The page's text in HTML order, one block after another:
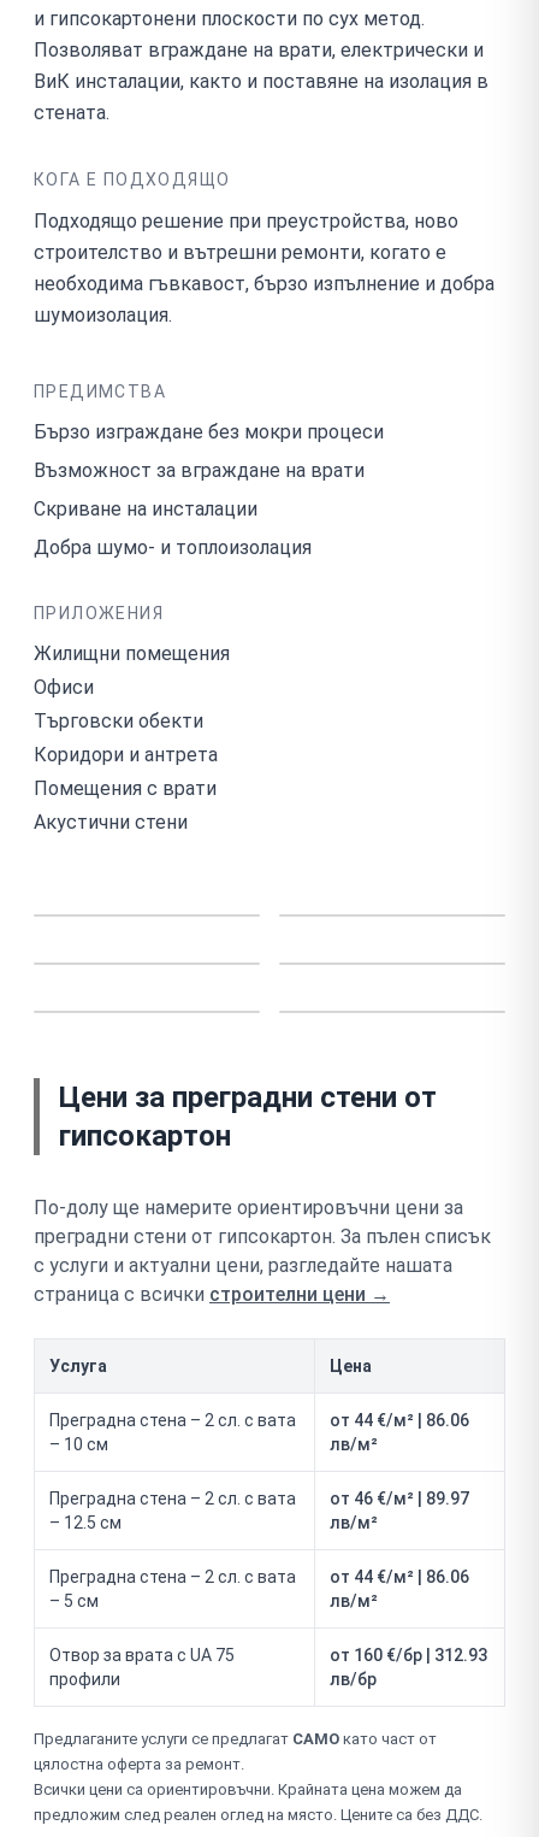
и гипсокартонени плоскости по сух метод.
Позволяват вграждане на врати, електрически и
ВиК инсталации, както и поставяне на изолация в
стената.
КОГА Е ПОДХОДЯЩО
Подходящо решение при преустройства, ново
строителство и вътрешни ремонти, когато е
необходима гъвкавост, бързо изпълнение и добра
шумоизолация.
ПРЕДИМСТВА
Бързо изграждане без мокри процеси
Възможност за вграждане на врати
Скриване на инсталации
Добра шумо- и топлоизолация
ПРИЛОЖЕНИЯ
Жилищни помещения
Офиси
Търговски обекти
Коридори и антрета
Помещения с врати
Акустични стени
Цени за преградни стени от
гипсокартон
По-долу ще намерите ориентировъчни цени за
преградни стени от гипсокартон. За пълен списък
с услуги и актуални цени, разгледайте нашата
страница с всички строителни цени →
Услуга Цена
Преградна стена – 2 сл. с вата
– 10 см
от 44 €/м² | 86.06
лв/м²
Преградна стена – 2 сл. с вата
– 12.5 см
от 46 €/м² | 89.97
лв/м²
Преградна стена – 2 сл. с вата
– 5 см
от 44 €/м² | 86.06
лв/м²
Отвор за врата с UA 75
профили
от 160 €/бр | 312.93
лв/бр
Предлаганите услуги се предлагат САМО като част от
цялостна оферта за ремонт.
Всички цени са ориентировъчни. Крайната цена можем да
предложим след реален оглед на място. Цените са без ДДС.